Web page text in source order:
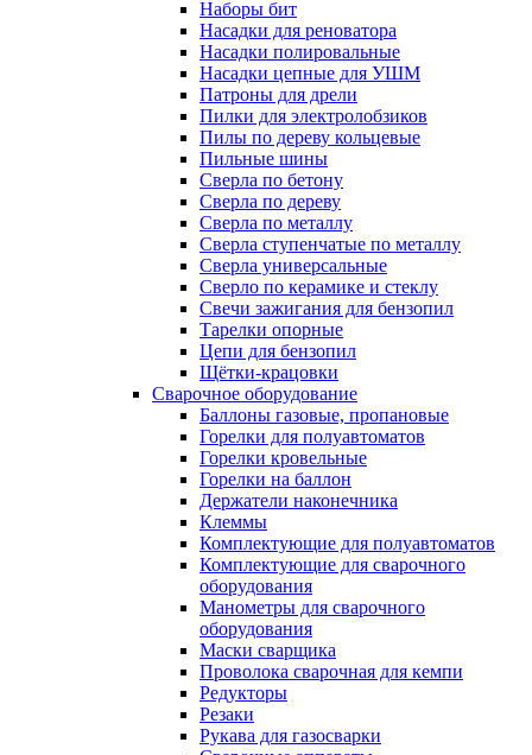
Наборы бит
Насадки для реноватора
Насадки полировальные
Насадки цепные для УШМ
Патроны для дрели
Пилки для электролобзиков
Пилы по дереву кольцевые
Пильные шины
Сверла по бетону
Сверла по дереву
Сверла по металлу
Сверла ступенчатые по металлу
Сверла универсальные
Сверло по керамике и стеклу
Свечи зажигания для бензопил
Тарелки опорные
Цепи для бензопил
Щётки-крацовки
Сварочное оборудование
Баллоны газовые, пропановые
Горелки для полуавтоматов
Горелки кровельные
Горелки на баллон
Держатели наконечника
Клеммы
Комплектующие для полуавтоматов
Комплектующие для сварочного
оборудования
Манометры для сварочного
оборудования
Маски сварщика
Проволока сварочная для кемпи
Редукторы
Резаки
Рукава для газосварки